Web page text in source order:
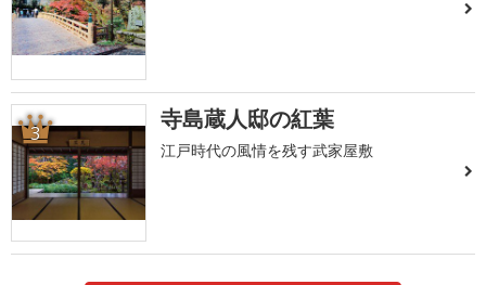
3 寺島蔵人邸の紅葉
江戸時代の風情を残す武家屋敷